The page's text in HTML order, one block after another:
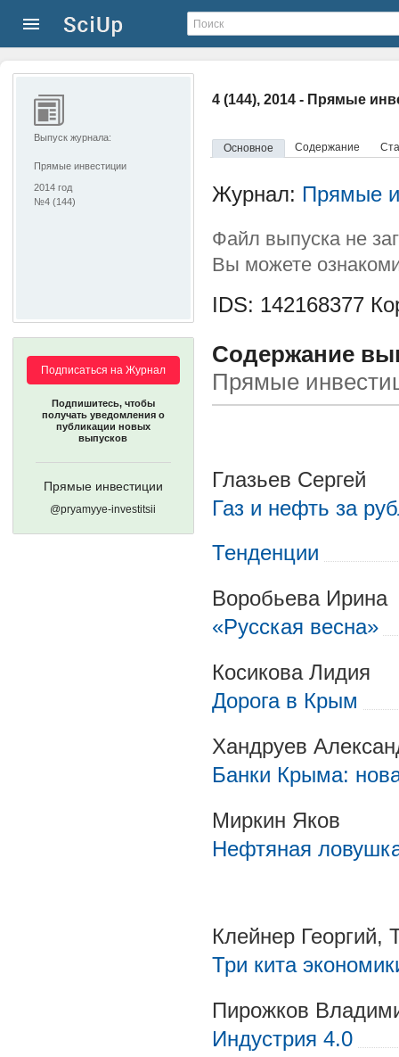
4 (144), 2014 - Прямые
Основное Содержание
Выпуск журнала:
Прямые инвестиции
2014 год
№4 (144)
Подписаться на Журнал
Подпишитесь, чтобы
получать уведомления о
публикации новых
выпусков
Прямые инвестиции
@pryamyye-investitsii
Журнал: Прямые
Файл выпуска не
Вы можете
IDS: 142168377
Содержание
Прямые
Глазьев Сергей
Газ и нефть за
Тенденции
Воробьева Ирина
«Русская весна»
Косикова Лидия
Дорога в Крым
Хандруев
Банки Крыма:
Миркин Яков
Нефтяная
Клейнер Георгий,
Три кита
Пирожков
Индустрия 4.0